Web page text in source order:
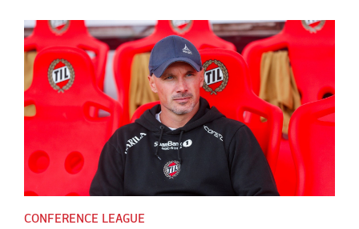
CONFERENCE LEAGUE